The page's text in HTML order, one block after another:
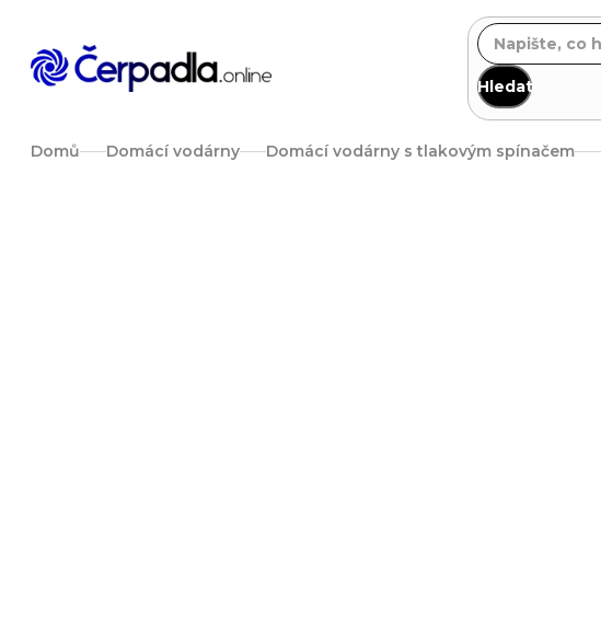
obsah
Hledat
Domů Domácí vodárny Domácí vodárny s tlakovým spínačem